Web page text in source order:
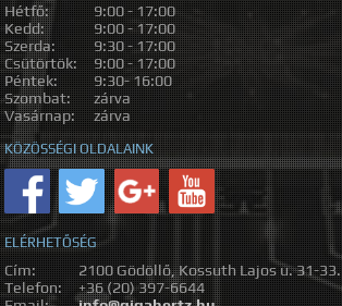
Hétfő:
9:00 - 17:00
Kedd:
9:00 - 17:00
Szerda:
9:30 - 17:00
Csütörtök:
9:00 - 17:00
Péntek:
9:30- 16:00
Szombat:
zárva
Vasárnap:
zárva
KÖZÖSSÉGI OLDALAINK
ELÉRHETŐSÉG
Cím:
2100 Gödöllő, Kossuth Lajos u. 31-33.
Telefon:
+36 (20) 397-6644